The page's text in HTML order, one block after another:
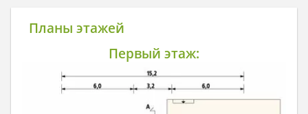
Планы этажей
Первый этаж: